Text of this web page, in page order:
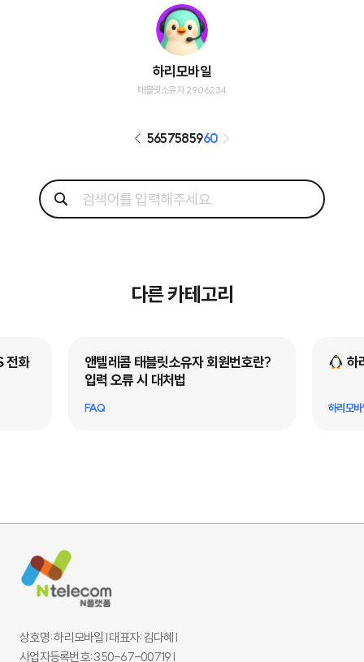
하리모바일
태블릿소유자 2906234
5657585960
다른 카테고리
태블릿소유자 회원번호란?
하리모바일 개통 가이드북
상호명: 하리모바일 l 대표자: 김다혜 l
사업자등록번호: 350-67-00719 l